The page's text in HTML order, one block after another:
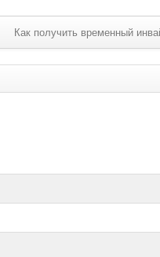
Как получить временный